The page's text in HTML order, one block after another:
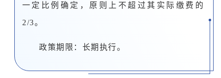
一定比例确定，原则上不超过其实际缴费的
2/3。
政策期限：长期执行。